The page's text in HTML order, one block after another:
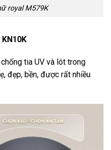
royal M579K
tia UV và lót trong
đẹp, bền, được rất nhiều